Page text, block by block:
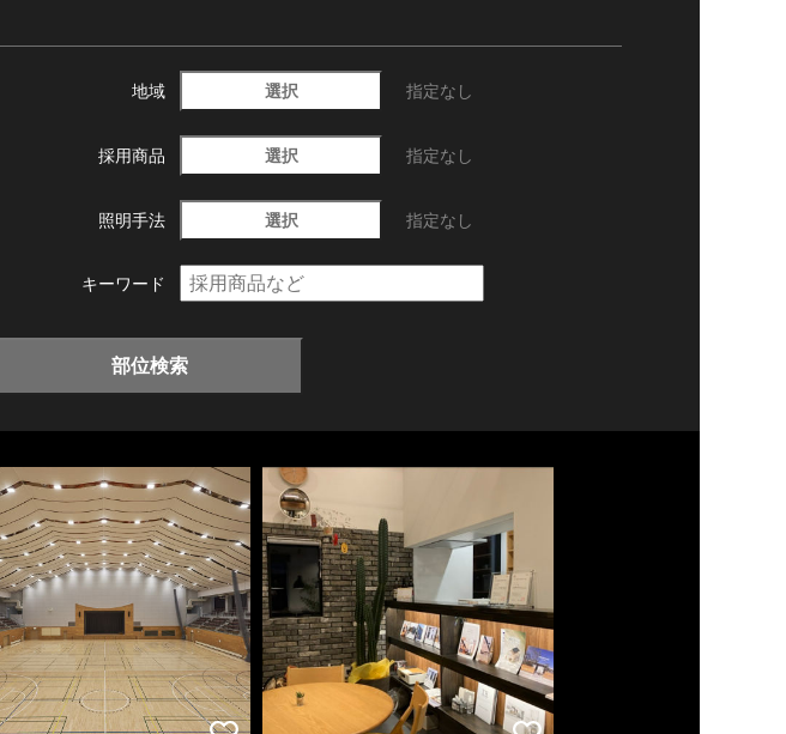
地域 選択 指定なし
採用商品 選択 指定なし
照明手法 選択 指定なし
キーワード
部位検索